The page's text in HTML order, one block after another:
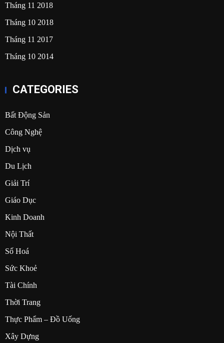
Tháng 11 2018
Tháng 10 2018
Tháng 11 2017
Tháng 10 2014
CATEGORIES
Bất Động Sản
Công Nghệ
Dịch vụ
Du Lịch
Giải Trí
Giáo Dục
Kinh Doanh
Nội Thất
Số Hoá
Sức Khoẻ
Tài Chính
Thời Trang
Thực Phẩm – Đồ Uống
Xây Dựng